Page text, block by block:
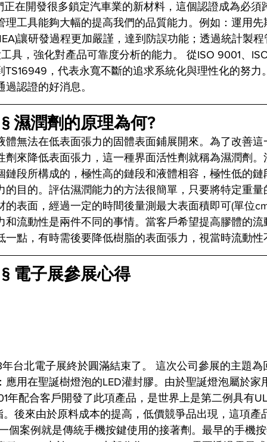
正在開發很多鎖定汽車業的新材料，這個認證成為必須
理工具能夠大幅的提高我們的品質能力。例如：運用先
讓研發過程更加嚴謹，達到防誤功能；透過統計製程
具，強化對產品可靠度分析的能力。 從ISO 9001、
TS16949，代表永寬不斷的追求系統化與理性化的努
認證的好消息。
濕潤劑的原理為何?
體無法在低表面張力的固體表面鋪展開來。為了改善
劑來降低表面張力，這一種界面活性劑就稱為濕潤劑
鏈段所構成的，極性高的鏈段和液體相容，極性低的
的目的。評估濕潤能力的方法很簡單，只要將特定重
的表面，經過一定的時間後量測最大表面積即可(單位
和流動性是兩件不同的事情。當客戶希望提高膠體的
一點，有時需後要降低樹脂的表面張力，視當時流動
電子展參展心得
台北電子展終於圓滿結束了。 這次公司參展的主題
應用在聖誕樹燈泡的LED灌封膠。由於聖誕燈泡屬於家
年配合客戶開發了此項產品，是世界上是第二例具有
。後來由於原料成本的提高，低價競爭品出現，這項
個案例就是傳統手機按鍵使用的接著劑。最早的手機